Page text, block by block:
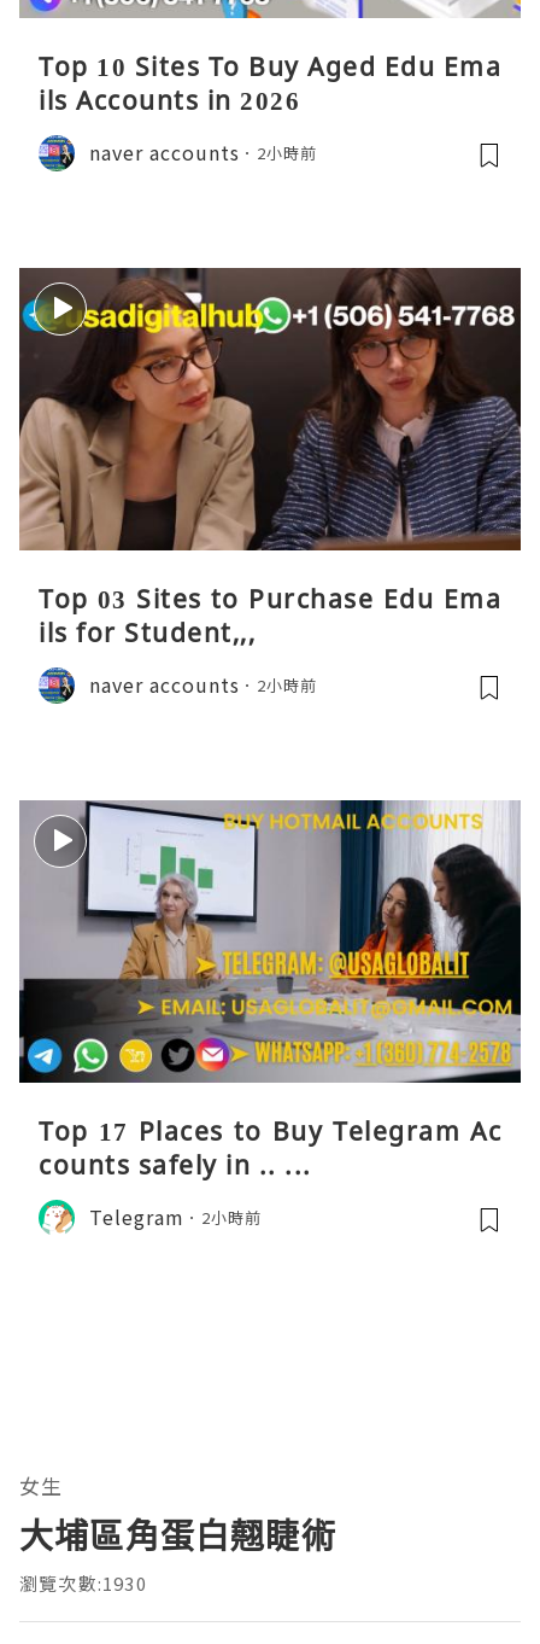
Top 10 Sites To Buy Aged Edu Ema
ils Accounts in 2026
naver accounts 2小時前
Top 03 Sites to Purchase Edu Ema
ils for Student,,,
naver accounts 2小時前
Top 17 Places to Buy Telegram Ac
counts safely in .. ...
Telegram 2小時前
女生
大埔區角蛋白翹睫術
瀏覽次數:1930